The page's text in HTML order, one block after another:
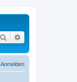
Suche
Anmelden